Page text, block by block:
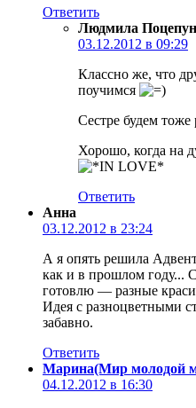
Ответить
Людмила Поцепун
03.12.2012 в 09:29
Классно же, что
поучимся
Сестре будем тоже
Хорошо, когда на
Ответить
Анна
03.12.2012 в 23:24
А я опять решила
как и в прошлом году...
готовлю — разные
Идея с разноцветными
забавно.
Ответить
Марина(Мир молодой
04.12.2012 в 16:30